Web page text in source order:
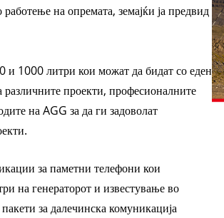
на опремата, земајќи ја предвид
и 1000 литри кои можат да бидат со еден
проекти, професионалните
на AGG за да ги задоволат
за паметни телефони кои
на генераторот и известување во
за далечинска комуникација